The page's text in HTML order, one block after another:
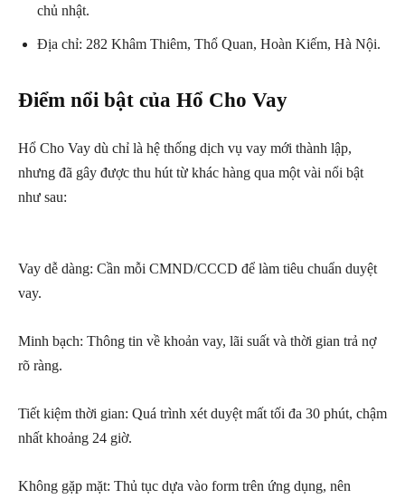
chủ nhật.
Địa chỉ: 282 Khâm Thiêm, Thổ Quan, Hoàn Kiếm, Hà Nội.
Điểm nổi bật của Hổ Cho Vay
Hổ Cho Vay dù chỉ là hệ thống dịch vụ vay mới thành lập,
nhưng đã gây được thu hút từ khác hàng qua một vài nổi bật
như sau:
Vay dễ dàng: Cần mỗi CMND/CCCD để làm tiêu chuẩn duyệt
vay.
Minh bạch: Thông tin về khoản vay, lãi suất và thời gian trả nợ
rõ ràng.
Tiết kiệm thời gian: Quá trình xét duyệt mất tối đa 30 phút, chậm
nhất khoảng 24 giờ.
Không gặp mặt: Thủ tục dựa vào form trên ứng dụng, nên